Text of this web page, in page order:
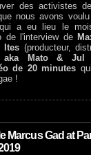
des activistes
nous avons
a eu lieu le
de l'interview de
Ites (producteur,
aka Mato & Jul
de 20 minutes
!
Marcus Gad at